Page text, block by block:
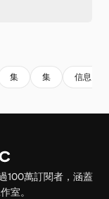
集 集 信息
100萬訂閱者，涵蓋
室。